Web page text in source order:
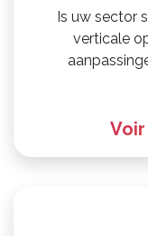
Is uw sector
verticale